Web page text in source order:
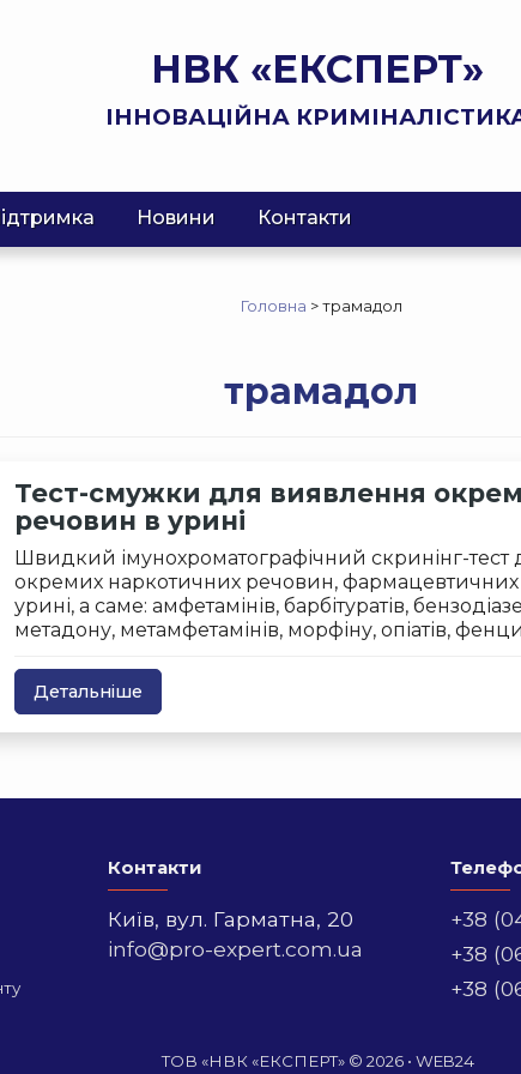
НВК «ЕКСПЕРТ»
ІННОВАЦІЙНА
Новини Контакти
Головна >трамадол
трамадол
Тест-смужки для виявлення
речовин в урині
Швидкий імунохроматографічний скринінг-тест
окремих наркотичних речовин, фармацевтичних
урині, а саме: амфетамінів, барбітуратів,
метадону, метамфетамінів, морфіну, опіатів,
Детальніше
Контакти
Київ, вул. Гарматна, 20
info@pro-expert.com.ua
+38
+38
+38
ТОВ «НВК «ЕКСПЕРТ» © 2026 • WEB24